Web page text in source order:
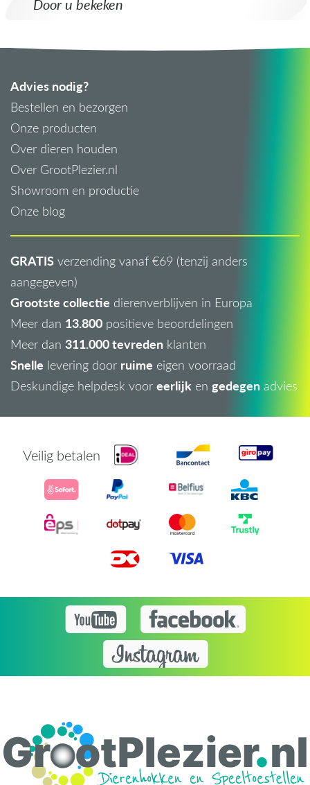
Advies nodig?
Bestellen en bezorgen
Onze producten
Over dieren houden
Over GrootPlezier.nl
Showroom en productie
Onze blog
GRATIS verzending vanaf €69 (tenzij anders
aangegeven)
Grootste collectie dierenverblijven in Europa
Meer dan 13.800 positieve beoordelingen
Meer dan 311.000 tevreden klanten
Snelle levering door ruime eigen voorraad
Deskundige helpdesk voor eerlijk en gedegen advies
Veilig betalen